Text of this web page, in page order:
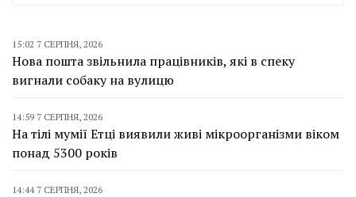
15:02 7 СЕРПНЯ, 2026
Нова пошта звільнила працівників, які в спеку
вигнали собаку на вулицю
14:59 7 СЕРПНЯ, 2026
На тілі мумії Етці виявили живі мікроорганізми віком
понад 5300 років
14:44 7 СЕРПНЯ, 2026